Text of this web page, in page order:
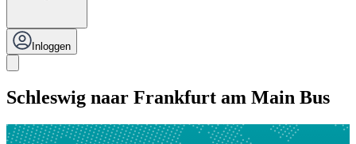
Inloggen
Schleswig naar Frankfurt am Main Bus